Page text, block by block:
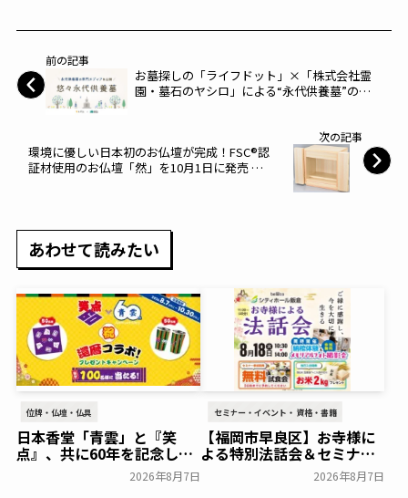
前の記事
お墓探しの「ライフドット」×「株式会社霊
園・墓石のヤシロ」による“永代供養墓”の専
次の記事
環境に優しい日本初のお仏壇が完成！FSC®認
証材使用のお仏壇「然」を10月1日に発売 ～
あわせて読みたい
位牌・仏壇・仏具
日本香堂「青雲」と『笑
点』、共に60年を記念した
初コラボ！オリジナルグッ
ズのプレゼントキャンペー
2026年8月7日
セミナー・イベント・資格・書籍
【福岡市早良区】お寺様に
よる特別法話会＆セミナー
特典「無料試食会」を8月
18日(月)にシティホール飯
2026年8月7日